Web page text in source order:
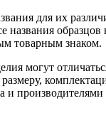
для их
названия образцов
товарным знаком.
могут
и